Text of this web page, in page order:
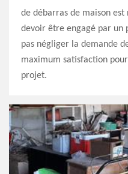
de débarras de maison
devoir être engagé par un
pas négliger la demande
maximum satisfaction
projet.